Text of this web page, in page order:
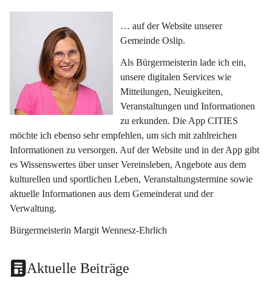
… auf der Website unserer
Gemeinde Oslip.
Als Bürgermeisterin lade ich ein,
unsere digitalen Services wie
Mitteilungen, Neuigkeiten,
Veranstaltungen und Informationen
zu erkunden. Die App CITIES
möchte ich ebenso sehr empfehlen, um sich mit zahlreichen
Informationen zu versorgen. Auf der Website und in der App gibt
es Wissenswertes über unser Vereinsleben, Angebote aus dem
kulturellen und sportlichen Leben, Veranstaltungstermine sowie
aktuelle Informationen aus dem Gemeinderat und der
Verwaltung.
Bürgermeisterin Margit Wennesz-Ehrlich
Aktuelle Beiträge